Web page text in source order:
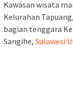
Kawasan wisata
Kelurahan
bagian tenggara
Sangihe, Sulawesi